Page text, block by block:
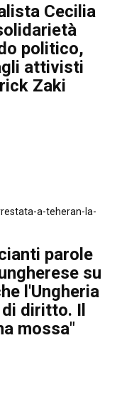
Cecilia
politico,
attivisti
Zaki
a-teheran-la-
parole
su
l'Ungheria
di diritto. Il
mossa"